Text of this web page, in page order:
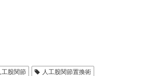
工股関節
人工股関節置換術